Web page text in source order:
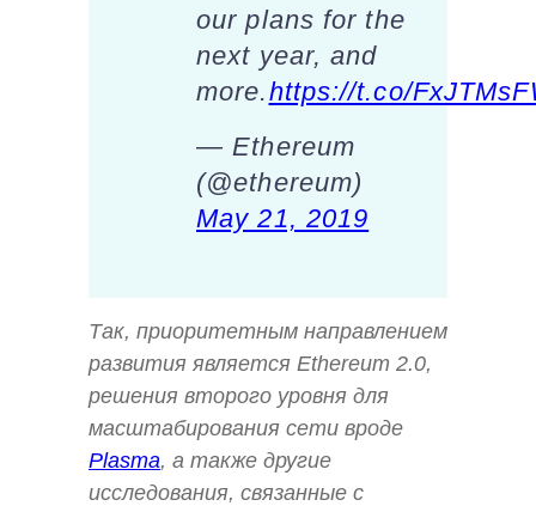
our plans for the
next year, and
more.https://t.co/
— Ethereum
(@ethereum)
May 21, 2019
Так, приоритетным направлением
развития является Ethereum 2.0,
решения второго уровня для
масштабирования сети вроде
Plasma, а также другие
исследования, связанные с